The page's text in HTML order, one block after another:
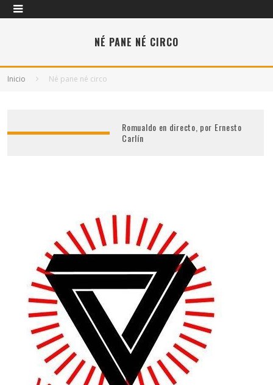
NÉ PANE NÉ CIRCO
Inicio Né pane né circo
Romualdo en directo, por Ernesto
Carlín